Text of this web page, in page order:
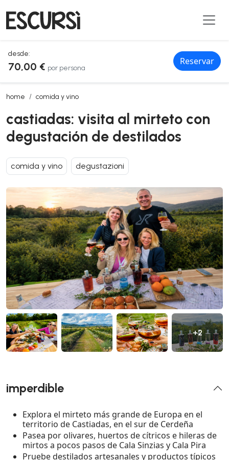
desde:
70,00 € por persona
Reservar
home comida y vino
castiadas: visita al mirteto con degustación de destilados
castiadas: visita al mirteto con
degustación de destilados
comida y vino degustazioni
+2
imperdible
Explora el mirteto más grande de Europa en el
territorio de Castiadas, en el sur de Cerdeña
Pasea por olivares, huertos de cítricos e hileras de
mirtos a pocos pasos de Cala Sinzias y Cala Pira
Pruebe destilados artesanales y productos típicos